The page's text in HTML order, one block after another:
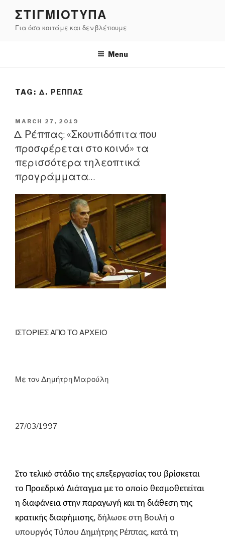
content
ΣΤΙΓΜΙΟΤΥΠΑ
Για όσα κοιτάμε και δεν βλέπουμε
Menu
TAG: Δ. ΡΕΠΠΑΣ
POSTED
ON
MARCH 27, 2019
Δ. Ρέππας: «Σκουπιδόπιτα που
προσφέρεται στο κοινό» τα
περισσότερα τηλεοπτικά
προγράμματα…
ΙΣΤΟΡΙΕΣ ΑΠΟ ΤΟ ΑΡΧΕΙΟ
Με τον Δημήτρη Μαρούλη
27/03/1997
Στο τελικό στάδιο της επεξεργασίας του βρίσκεται
το Προεδρικό Διάταγμα με το οποίο θεσμοθετείται
η διαφάνεια στην παραγωγή και τη διάθεση της
κρατικής διαφήμισης, δήλωσε στη Βουλή ο
υπουργός Τύπου Δημήτρης Ρέππας, κατά τη